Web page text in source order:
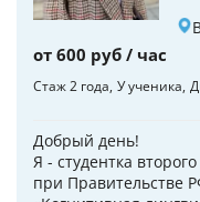
от 600 руб / час
Стаж 2 года У ученика
Добрый день!
Я - студентка
при Правительстве